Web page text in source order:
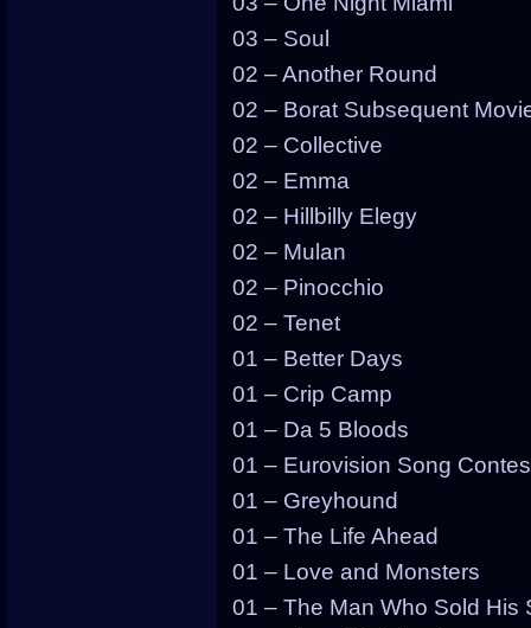
03 – Soul
02 – Another Round
02 – Borat Subsequent
02 – Collective
02 – Emma
02 – Hillbilly Elegy
02 – Mulan
02 – Pinocchio
02 – Tenet
01 – Better Days
01 – Crip Camp
01 – Da 5 Bloods
01 – Eurovision Song
01 – Greyhound
01 – The Life Ahead
01 – Love and Monsters
01 – The Man Who Sold His